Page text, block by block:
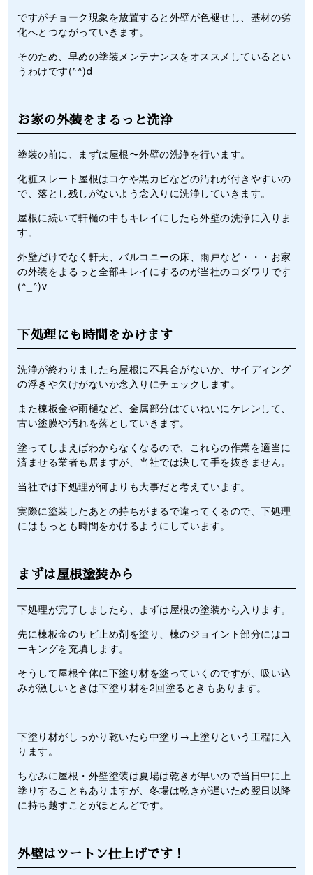
ですがチョーク現象を放置すると外壁が色褪せし、基材の劣
化へとつながっていきます。
そのため、早めの塗装メンテナンスをオススメしているとい
うわけです(^^)d
お家の外装をまるっと洗浄
塗装の前に、まずは屋根〜外壁の洗浄を行います。
化粧スレート屋根はコケや黒カビなどの汚れが付きやすいの
で、落とし残しがないよう念入りに洗浄していきます。
屋根に続いて軒樋の中もキレイにしたら外壁の洗浄に入りま
す。
外壁だけでなく軒天、バルコニーの床、雨戸など・・・お家
の外装をまるっと全部キレイにするのが当社のコダワリです
(^_^)v
下処理にも時間をかけます
洗浄が終わりましたら屋根に不具合がないか、サイディング
の浮きや欠けがないか念入りにチェックします。
また棟板金や雨樋など、金属部分はていねいにケレンして、
古い塗膜や汚れを落としていきます。
塗ってしまえばわからなくなるので、これらの作業を適当に
済ませる業者も居ますが、当社では決して手を抜きません。
当社では下処理が何よりも大事だと考えています。
実際に塗装したあとの持ちがまるで違ってくるので、下処理
にはもっとも時間をかけるようにしています。
まずは屋根塗装から
下処理が完了しましたら、まずは屋根の塗装から入ります。
先に棟板金のサビ止め剤を塗り、棟のジョイント部分にはコ
ーキングを充填します。
そうして屋根全体に下塗り材を塗っていくのですが、吸い込
みが激しいときは下塗り材を2回塗るときもあります。
下塗り材がしっかり乾いたら中塗り→上塗りという工程に入
ります。
ちなみに屋根・外壁塗装は夏場は乾きが早いので当日中に上
塗りすることもありますが、冬場は乾きが遅いため翌日以降
に持ち越すことがほとんどです。
外壁はツートン仕上げです！